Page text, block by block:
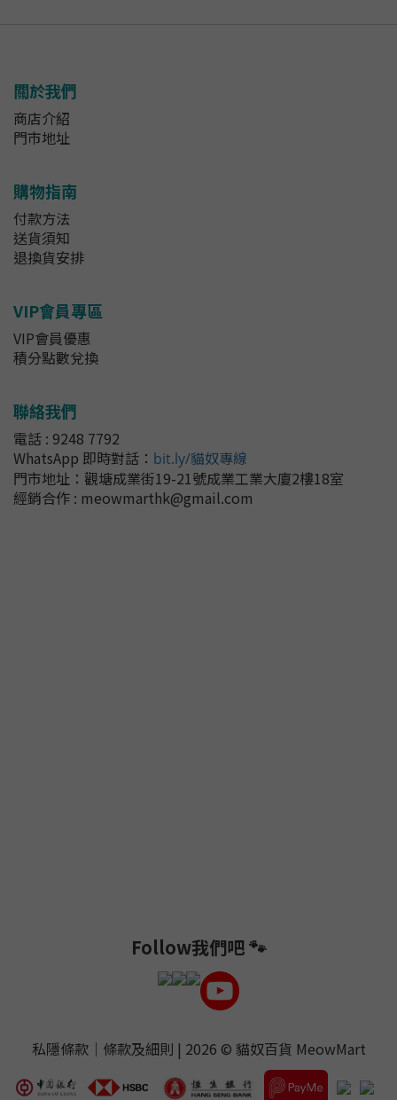
關於我們
商店介紹
門市地址
購物指南
付款方法
送貨須知
退換貨安排
VIP會員專區
VIP會員優惠
積分點數兌換
聯絡我們
電話 : 9248 7792
WhatsApp 即時對話 ： bit.ly/貓奴專線
門市地址： 觀塘成業街19-21號成業工業大廈2樓18室
經銷合作 : meowmarthk@gmail.com
Follow我們吧 🐾
私隱條款｜ 條款及細則 | 2026 © 貓奴百貨 MeowMart